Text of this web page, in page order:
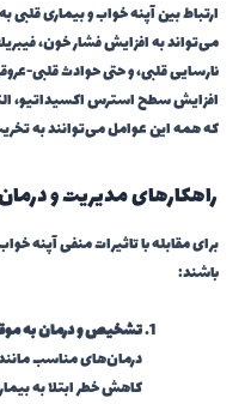
ارتباط بین آپنه خواب و بیماری
می‌تواند به افزایش فشار خون،
نارسایی قلبی، و حتی حوادث قلبی-
افزایش سطح استرس اکسیداتیو،
که همه این عوامل می‌توانند به
راهکارهای مدیریت و
برای مقابله با تاثیرات منفی آپنه
باشند:
تشخیص و درمان به
کاهش خطر ابتلا به